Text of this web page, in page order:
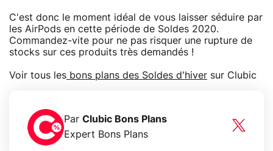
C'est donc le moment idéal de vous laisser séduire par
les AirPods en cette période de Soldes 2020.
Commandez-vite pour ne pas risquer une rupture de
stocks sur ces produits très demandés !
Voir tous les bons plans des Soldes d'hiver sur Clubic
Par Clubic Bons Plans
Expert Bons Plans